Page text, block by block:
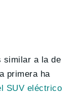
similar a la de
primera ha
SUV eléctrico